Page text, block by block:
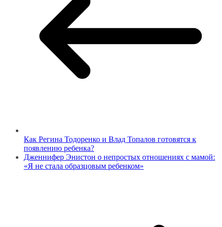
Как Регина Тодоренко и Влад Топалов готовятся к
появлению ребенка?
Дженнифер Энистон о непростых отношениях с мамой:
«Я не стала образцовым ребенком»